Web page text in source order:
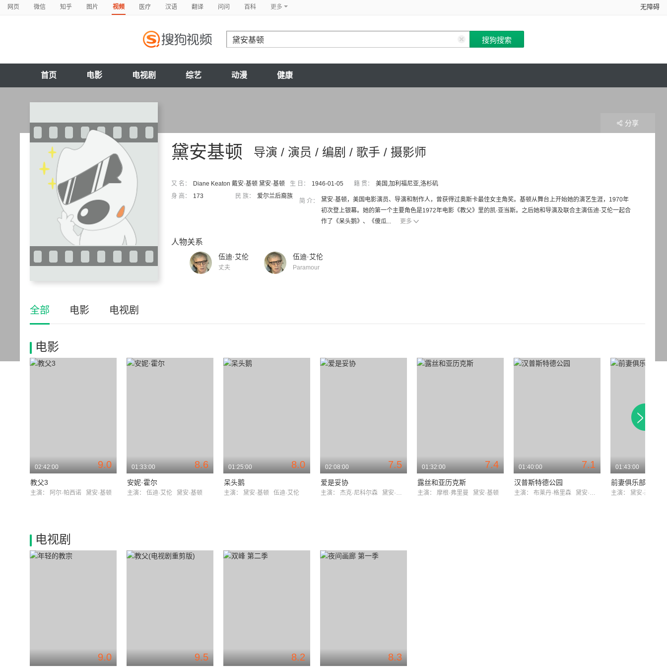
网页 微信 知乎 图片 视频 医疗 汉语 翻译 问问 百科 更多 无障碍
首页 电影 电视剧 综艺 动漫 健康
导演 / 演员 / 编剧 / 歌手 / 摄影师
黛安基顿
又 名： Diane Keaton 戴安·基顿 黛安·基顿 生 日： 1946-01-05 籍 贯：
美国,加利福尼亚,洛杉矶
身 高：
173 民 族： 爱尔兰后裔族
简 介：
黛安·基顿，美国电影演员、导演和制作人，曾获得过奥斯卡最佳女主角奖。基顿从舞台上开始她的演艺生涯，1970年
初次登上银幕。她的第一个主要角色是1972年电影《教父》里的凯·亚当斯。之后她和导演及联合主演伍迪·艾伦一起合
作了《呆头鹅》、《傻瓜...
更多
人物关系
伍迪·艾伦
丈夫
伍迪·艾伦
Paramour
分享
全部 电影 电视剧
电影
9.0
02:42:00
教父3
主演： 阿尔·帕西诺 黛安·基顿
8.6
01:33:00
安妮·霍尔
主演： 伍迪·艾伦 黛安·基顿
8.0
01:25:00
呆头鹅
主演： 黛安·基顿 伍迪·艾伦
7.5
02:08:00
爱是妥协
主演： 杰克·尼科尔森 黛安·基顿
7.4
01:32:00
露丝和亚历克斯
主演： 摩根·弗里曼 黛安·基顿
7.1
01:40:00
汉普斯特德公园
主演： 布莱丹·格里森 黛安·基顿
01:43:00
前妻俱乐部
主演： 黛安·基顿
电视剧
9.0 9.5 8.2 8.3